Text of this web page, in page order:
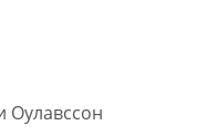
Оулавссон